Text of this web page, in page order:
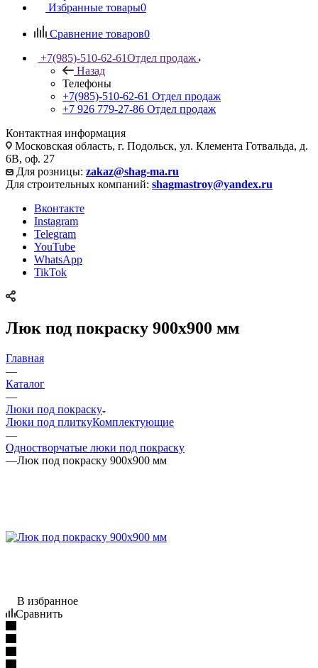
Избранные товары0
Сравнение товаров0
+7(985)-510-62-61Отдел продаж
Назад
Телефоны
+7(985)-510-62-61 Отдел продаж
‪+7 926 779-27-86‬ Отдел продаж
Контактная информация
Московская область, г. Подольск, ул. Клемента Готвальда, д.
6В, оф. 27
Для розницы: zakaz@shag-ma.ru
Для строительных компаний: shagmastroy@yandex.ru
Вконтакте
Instagram
Telegram
YouTube
WhatsApp
TikTok
Люк под покраску 900x900 мм
Главная
—
Каталог
—
Люки под покраску
Люки под плиткуКомплектующие
—
Одностворчатые люки под покраску
—Люк под покраску 900x900 мм
В избранное
Сравнить